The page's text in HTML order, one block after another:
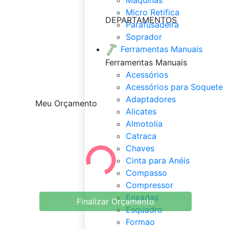
DEPARTAMENTOS
Micro Retifica
Parafusadeira
Soprador
Ferramentas Manuais
Ferramentas Manuais
Acessórios
Acessórios para Soquete
Adaptadores
Alicates
Almotolia
Catraca
Chaves
Cinta para Anéis
Compasso
Compressor
Enxadas
Esquadro
Formao
Meu Orçamento
Finalizar Orçamento